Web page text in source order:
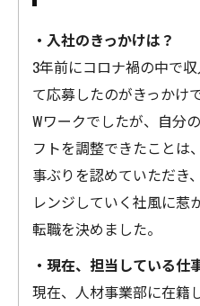
・入社のきっかけは？
3年前にコロナ禍の中で
て応募したのがきっかけで
Wワークでしたが、自分
フトを調整できたことは
事ぶりを認めていただき
レンジしていく社風に惹
転職を決めました。
・現在、担当している仕
現在、人材事業部に在籍